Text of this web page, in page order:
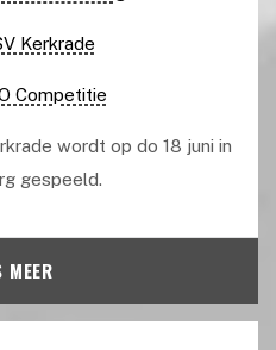
Kerkrade
Competitie
wordt op do 18 juni in
gespeeld.
MEER